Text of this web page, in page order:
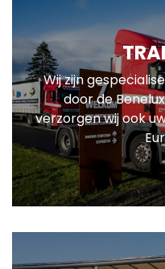
Wij zijn
door de
verzorgen wij ook